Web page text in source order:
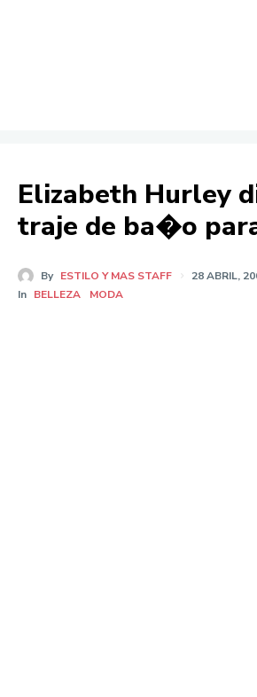
Elizabeth Hurley
traje de ba�o
By ESTILO Y MAS STAFF
28 ABRIL,
In BELLEZA MODA